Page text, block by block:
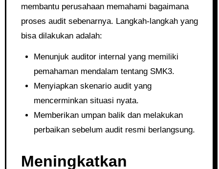
membantu perusahaan memahami bagaimana
proses audit sebenarnya. Langkah-langkah yang
bisa dilakukan adalah:
Menunjuk auditor internal yang memiliki
pemahaman mendalam tentang SMK3.
Menyiapkan skenario audit yang
mencerminkan situasi nyata.
Memberikan umpan balik dan melakukan
perbaikan sebelum audit resmi berlangsung.
Meningkatkan